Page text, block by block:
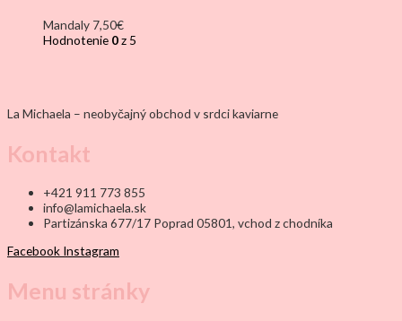
Mandaly 7,50€
Hodnotenie 0z 5
La Michaela – neobyčajný obchod v srdci kaviarne
Kontakt
+421 911 773 855
info@lamichaela.sk
Partizánska 677/17 Poprad 05801, vchod z chodníka
Facebook Instagram
Menu stránky